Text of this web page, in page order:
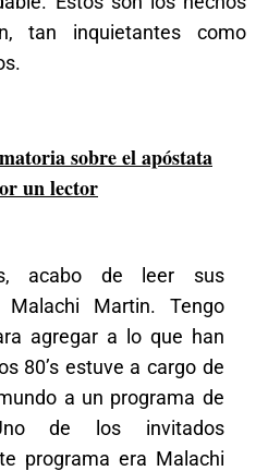
tan inquietantes como
sobre el apóstata
un lector
acabo de leer sus
Malachi Martin. Tengo
agregar a lo que han
80’s estuve a cargo de
a un programa de
de los invitados
programa era Malachi